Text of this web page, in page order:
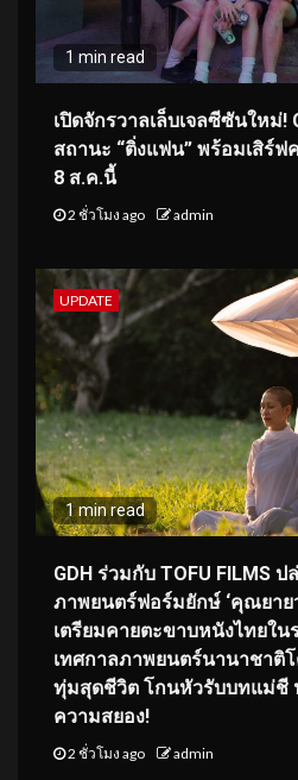
1 min read
เปิดจักรวาลเล็บเจลซีซันใหม่!
สถานะ “ติ่งแฟน” พร้อมเสิร์
8 ส.ค.นี้
2 ชั่วโมง ago admin
UPDATE
1 min read
GDH ร่วมกับ TOFU FILMS
ภาพยนตร์ฟอร์มยักษ์ ‘คุณยาย
เตรียมคายตะขาบหนังไทยใ
เทศกาลภาพยนตร์นานาชาติโ
ทุ่มสุดชีวิต โกนหัวรับบทแม่ชี
ความสยอง!
2 ชั่วโมง ago admin